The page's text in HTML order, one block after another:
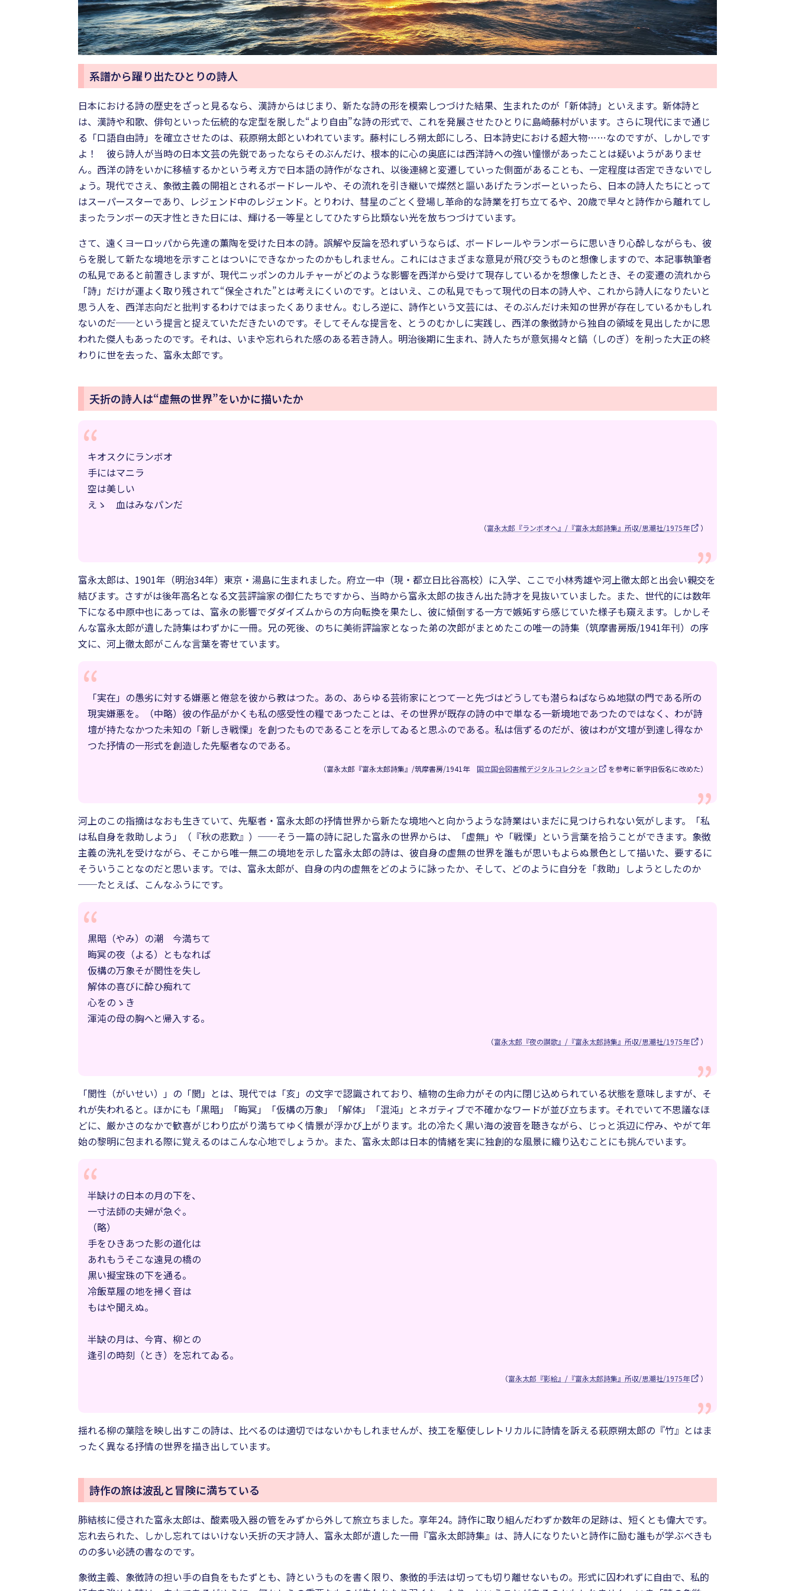
系譜から躍り出たひとりの詩人
日本における詩の歴史をざっと見るなら、漢詩からはじまり、新たな詩の形を模索しつづけた結果、生まれたのが「新体詩」といえます。新体詩と
は、漢詩や和歌、俳句といった伝統的な定型を脱した“より自由”な詩の形式で、これを発展させたひとりに島崎藤村がいます。さらに現代にまで通じ
る「口語自由詩」を確立させたのは、萩原朔太郎といわれています。藤村にしろ朔太郎にしろ、日本詩史における超大物……なのですが、しかしです
よ！ 彼ら詩人が当時の日本文芸の先鋭であったならそのぶんだけ、根本的に心の奥底には西洋詩への強い憧憬があったことは疑いようがありませ
ん。西洋の詩をいかに移植するかという考え方で日本語の詩作がなされ、以後連綿と変遷していった側面があることも、一定程度は否定できないでし
ょう。現代でさえ、象徴主義の開祖とされるボードレールや、その流れを引き継いで燦然と謳いあげたランボーといったら、日本の詩人たちにとって
はスーパースターであり、レジェンド中のレジェンド。とりわけ、彗星のごとく登場し革命的な詩業を打ち立てるや、20歳で早々と詩作から離れてし
まったランボーの天才性ときた日には、輝ける一等星としてひたすら比類ない光を放ちつづけています。
さて、遠くヨーロッパから先達の薫陶を受けた日本の詩。誤解や反論を恐れずいうならば、ボードレールやランボーらに思いきり心酔しながらも、彼
らを脱して新たな境地を示すことはついにできなかったのかもしれません。これにはさまざまな意見が飛び交うものと想像しますので、本記事執筆者
の私見であると前置きしますが、現代ニッポンのカルチャーがどのような影響を西洋から受けて現存しているかを想像したとき、その変遷の流れから
「詩」だけが運よく取り残されて“保全された”とは考えにくいのです。とはいえ、この私見でもって現代の日本の詩人や、これから詩人になりたいと
思う人を、西洋志向だと批判するわけではまったくありません。むしろ逆に、詩作という文芸には、そのぶんだけ未知の世界が存在しているかもしれ
ないのだ──という提言と捉えていただきたいのです。そしてそんな提言を、とうのむかしに実践し、西洋の象徴詩から独自の領域を見出したかに思
われた傑人もあったのです。それは、いまや忘れられた感のある若き詩人。明治後期に生まれ、詩人たちが意気揚々と鎬（しのぎ）を削った大正の終
わりに世を去った、富永太郎です。
夭折の詩人は“虚無の世界”をいかに描いたか
キオスクにランボオ
手にはマニラ
空は美しい
えゝ 血はみなパンだ
（富永太郎『ランボオへ』/『富永太郎詩集』所収/思潮社/1975年 ）
富永太郎は、1901年（明治34年）東京・湯島に生まれました。府立一中（現・都立日比谷高校）に入学、ここで小林秀雄や河上徹太郎と出会い親交を
結びます。さすがは後年高名となる文芸評論家の御仁たちですから、当時から富永太郎の抜きん出た詩才を見抜いていました。また、世代的には数年
下になる中原中也にあっては、富永の影響でダダイズムからの方向転換を果たし、彼に傾倒する一方で嫉妬すら感じていた様子も窺えます。しかしそ
んな富永太郎が遺した詩集はわずかに一冊。兄の死後、のちに美術評論家となった弟の次郎がまとめたこの唯一の詩集（筑摩書房版/1941年刊）の序
文に、河上徹太郎がこんな言葉を寄せています。
「実在」の愚劣に対する嫌悪と倦怠を彼から教はつた。あの、あらゆる芸術家にとつて一と先づはどうしても潜らねばならぬ地獄の門である所の
現実嫌悪を。（中略）彼の作品がかくも私の感受性の糧であつたことは、その世界が既存の詩の中で単なる一新境地であつたのではなく、わが詩
壇が持たなかつた未知の「新しき戦慄」を創つたものであることを示してゐると思ふのである。私は信ずるのだが、彼はわが文壇が到達し得なか
つた抒情の一形式を創造した先駆者なのである。
（富永太郎『富永太郎詩集』/筑摩書房/1941年 国立国会図書館デジタルコレクション を参考に新字旧仮名に改めた）
河上のこの指摘はなおも生きていて、先駆者・富永太郎の抒情世界から新たな境地へと向かうような詩業はいまだに見つけられない気がします。「私
は私自身を救助しよう」（『秋の悲歎』）──そう一篇の詩に記した富永の世界からは、「虚無」や「戦慄」という言葉を拾うことができます。象徴
主義の洗礼を受けながら、そこから唯一無二の境地を示した富永太郎の詩は、彼自身の虚無の世界を誰もが思いもよらぬ景色として描いた、要するに
そういうことなのだと思います。では、富永太郎が、自身の内の虚無をどのように詠ったか、そして、どのように自分を「救助」しようとしたのか
──たとえば、こんなふうにです。
黒暗（やみ）の潮 今満ちて
晦冥の夜（よる）ともなれば
仮構の万象そが閡性を失し
解体の喜びに酔ひ痴れて
心をのゝき
渾沌の母の胸へと帰入する。
（富永太郎『夜の讃歌』/『富永太郎詩集』所収/思潮社/1975年 ）
「閡性（がいせい）」の「閡」とは、現代では「亥」の文字で認識されており、植物の生命力がその内に閉じ込められている状態を意味しますが、そ
れが失われると。ほかにも「黒暗」「晦冥」「仮構の万象」「解体」「混沌」とネガティブで不確かなワードが並び立ちます。それでいて不思議なほ
どに、厳かさのなかで歓喜がじわり広がり満ちてゆく情景が浮かび上がります。北の冷たく黒い海の波音を聴きながら、じっと浜辺に佇み、やがて年
始の黎明に包まれる際に覚えるのはこんな心地でしょうか。また、富永太郎は日本的情緒を実に独創的な風景に織り込むことにも挑んでいます。
半缺けの日本の月の下を、
一寸法師の夫婦が急ぐ。
（略）
手をひきあつた影の道化は
あれもうそこな遠見の橋の
黒い擬宝珠の下を通る。
冷飯草履の地を掃く音は
もはや聞えぬ。
半缺の月は、今宵、柳との
逢引の時刻（とき）を忘れてゐる。
（富永太郎『影絵』/『富永太郎詩集』所収/思潮社/1975年 ）
揺れる柳の葉陰を映し出すこの詩は、比べるのは適切ではないかもしれませんが、技工を駆使しレトリカルに詩情を訴える萩原朔太郎の『竹』とはま
ったく異なる抒情の世界を描き出しています。
詩作の旅は波乱と冒険に満ちている
肺結核に侵された富永太郎は、酸素吸入器の管をみずから外して旅立ちました。享年24。詩作に取り組んだわずか数年の足跡は、短くとも偉大です。
忘れ去られた、しかし忘れてはいけない夭折の天才詩人、富永太郎が遺した一冊『富永太郎詩集』は、詩人になりたいと詩作に励む誰もが学ぶべきも
のの多い必読の書なのです。
象徴主義、象徴詩の担い手の自負をもたずとも、詩というものを書く限り、象徴的手法は切っても切り離せないもの。形式に囚われずに自由で、私的